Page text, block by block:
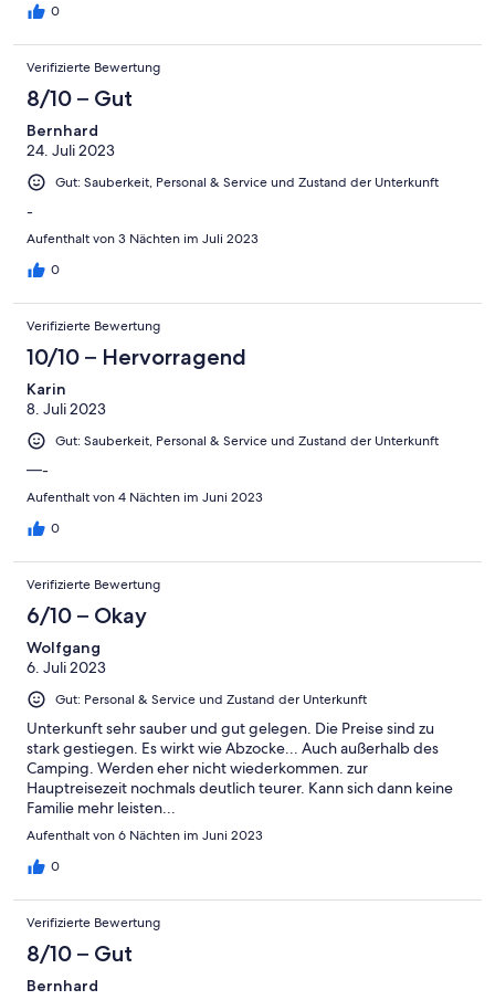
0
Verifizierte Bewertung
8/10 – Gut
Bernhard
24. Juli 2023
Gut: Sauberkeit, Personal & Service und Zustand der Unterkunft
-
Aufenthalt von 3 Nächten im Juli 2023
0
Verifizierte Bewertung
10/10 – Hervorragend
Karin
8. Juli 2023
Gut: Sauberkeit, Personal & Service und Zustand der Unterkunft
—-
Aufenthalt von 4 Nächten im Juni 2023
0
Verifizierte Bewertung
6/10 – Okay
Wolfgang
6. Juli 2023
Gut: Personal & Service und Zustand der Unterkunft
Unterkunft sehr sauber und gut gelegen. Die Preise sind zu
stark gestiegen. Es wirkt wie Abzocke... Auch außerhalb des
Camping. Werden eher nicht wiederkommen. zur
Hauptreisezeit nochmals deutlich teurer. Kann sich dann keine
Familie mehr leisten...
Aufenthalt von 6 Nächten im Juni 2023
0
Verifizierte Bewertung
8/10 – Gut
Bernhard